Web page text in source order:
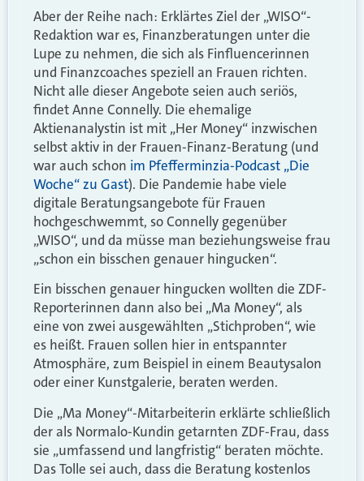
Aber der Reihe nach: Erklärtes Ziel der „WISO“-
Redaktion war es, Finanzberatungen unter die
Lupe zu nehmen, die sich als Finfluencerinnen
und Finanzcoaches speziell an Frauen richten.
Nicht alle dieser Angebote seien auch seriös,
findet Anne Connelly. Die ehemalige
Aktienanalystin ist mit „Her Money“ inzwischen
selbst aktiv in der Frauen-Finanz-Beratung (und
war auch schon im Pfefferminzia-Podcast „Die
Woche“ zu Gast). Die Pandemie habe viele
digitale Beratungsangebote für Frauen
hochgeschwemmt, so Connelly gegenüber
„WISO“, und da müsse man beziehungsweise frau
„schon ein bisschen genauer hingucken“.
Ein bisschen genauer hingucken wollten die ZDF-
Reporterinnen dann also bei „Ma Money“, als
eine von zwei ausgewählten „Stichproben“, wie
es heißt. Frauen sollen hier in entspannter
Atmosphäre, zum Beispiel in einem Beautysalon
oder einer Kunstgalerie, beraten werden.
Die „Ma Money“-Mitarbeiterin erklärte schließlich
der als Normalo-Kundin getarnten ZDF-Frau, dass
sie „umfassend und langfristig“ beraten möchte.
Das Tolle sei auch, dass die Beratung kostenlos